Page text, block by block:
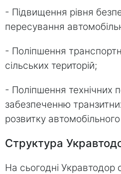
- Підвищення рівня
пересування
- Поліпшення
сільських територій;
- Поліпшення технічних
забезпеченню
розвитку
Структура
На сьогодні Укравтодор